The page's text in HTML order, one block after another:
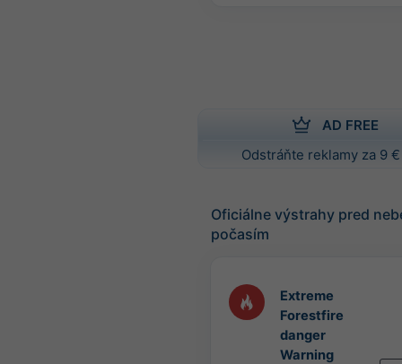
AD FREE
Odstráňte reklamy za 9
Oficiálne výstrahy pred
počasím
Extreme
Forestfire
danger
Warning